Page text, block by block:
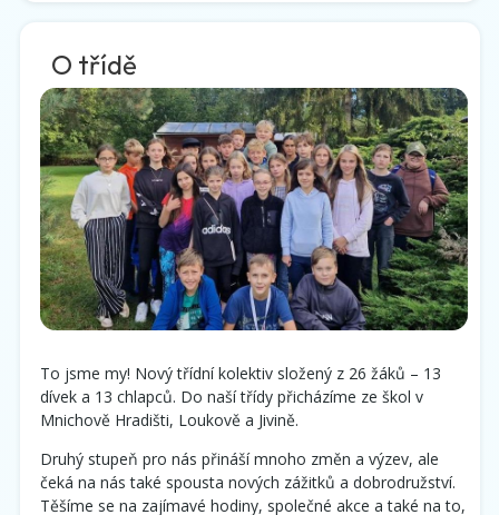
O třídě
To jsme my! Nový třídní kolektiv složený z 26 žáků – 13
dívek a 13 chlapců. Do naší třídy přicházíme ze škol v
Mnichově Hradišti, Loukově a Jivině.
Druhý stupeň pro nás přináší mnoho změn a výzev, ale
čeká na nás také spousta nových zážitků a dobrodružství.
Těšíme se na zajímavé hodiny, společné akce a také na to,